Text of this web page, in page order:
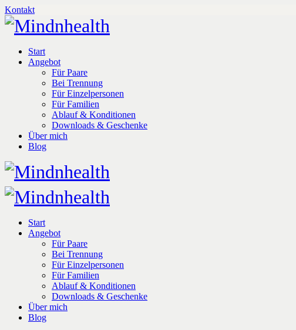
Kontakt
Start
Angebot
Für Paare
Bei Trennung
Für Einzelpersonen
Für Familien
Ablauf & Konditionen
Downloads & Geschenke
Über mich
Blog
Start
Angebot
Für Paare
Bei Trennung
Für Einzelpersonen
Für Familien
Ablauf & Konditionen
Downloads & Geschenke
Über mich
Blog